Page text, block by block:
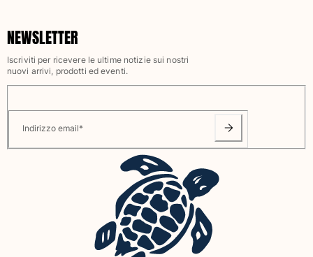
Camicie
Felpe
Vedi tutti i Abbigliamento
Bambina
Costumi da bagno
NEWSLETTER
Iscriviti per ricevere le ultime notizie sui nostri
nuovi arrivi, prodotti ed eventi.
Indirizzo email*